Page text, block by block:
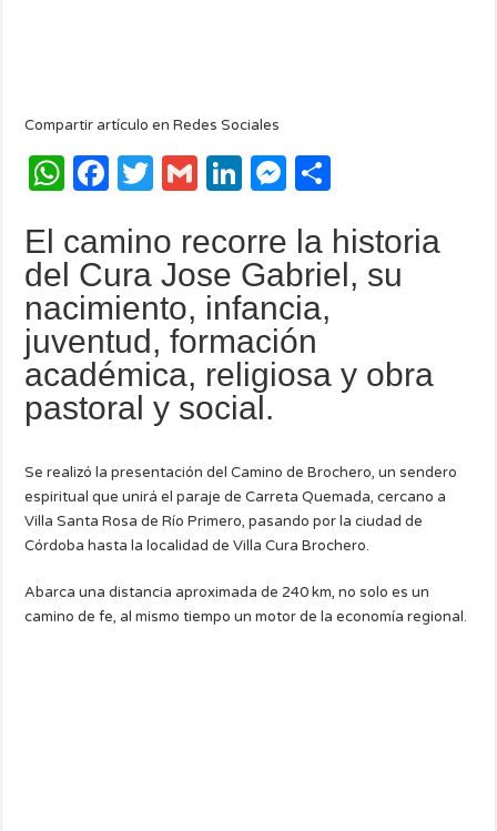
Compartir artículo en Redes Sociales
W
at
s
A
p
p
F
c
e
b
o
o
k
T
it
te
r
G
ail
Li
k
e
dI
n
M
ss
e
n
g
er
m
p
r
El camino recorre la historia
del Cura Jose Gabriel, su
nacimiento, infancia,
juventud, formación
académica, religiosa y obra
pastoral y social.
Se realizó la presentación del Camino de Brochero, un sendero
espiritual que unirá el paraje de Carreta Quemada, cercano a
Villa Santa Rosa de Río Primero, pasando por la ciudad de
Córdoba hasta la localidad de Villa Cura Brochero.
Abarca una distancia aproximada de 240 km, no solo es un
camino de fe, al mismo tiempo un motor de la economía regional.